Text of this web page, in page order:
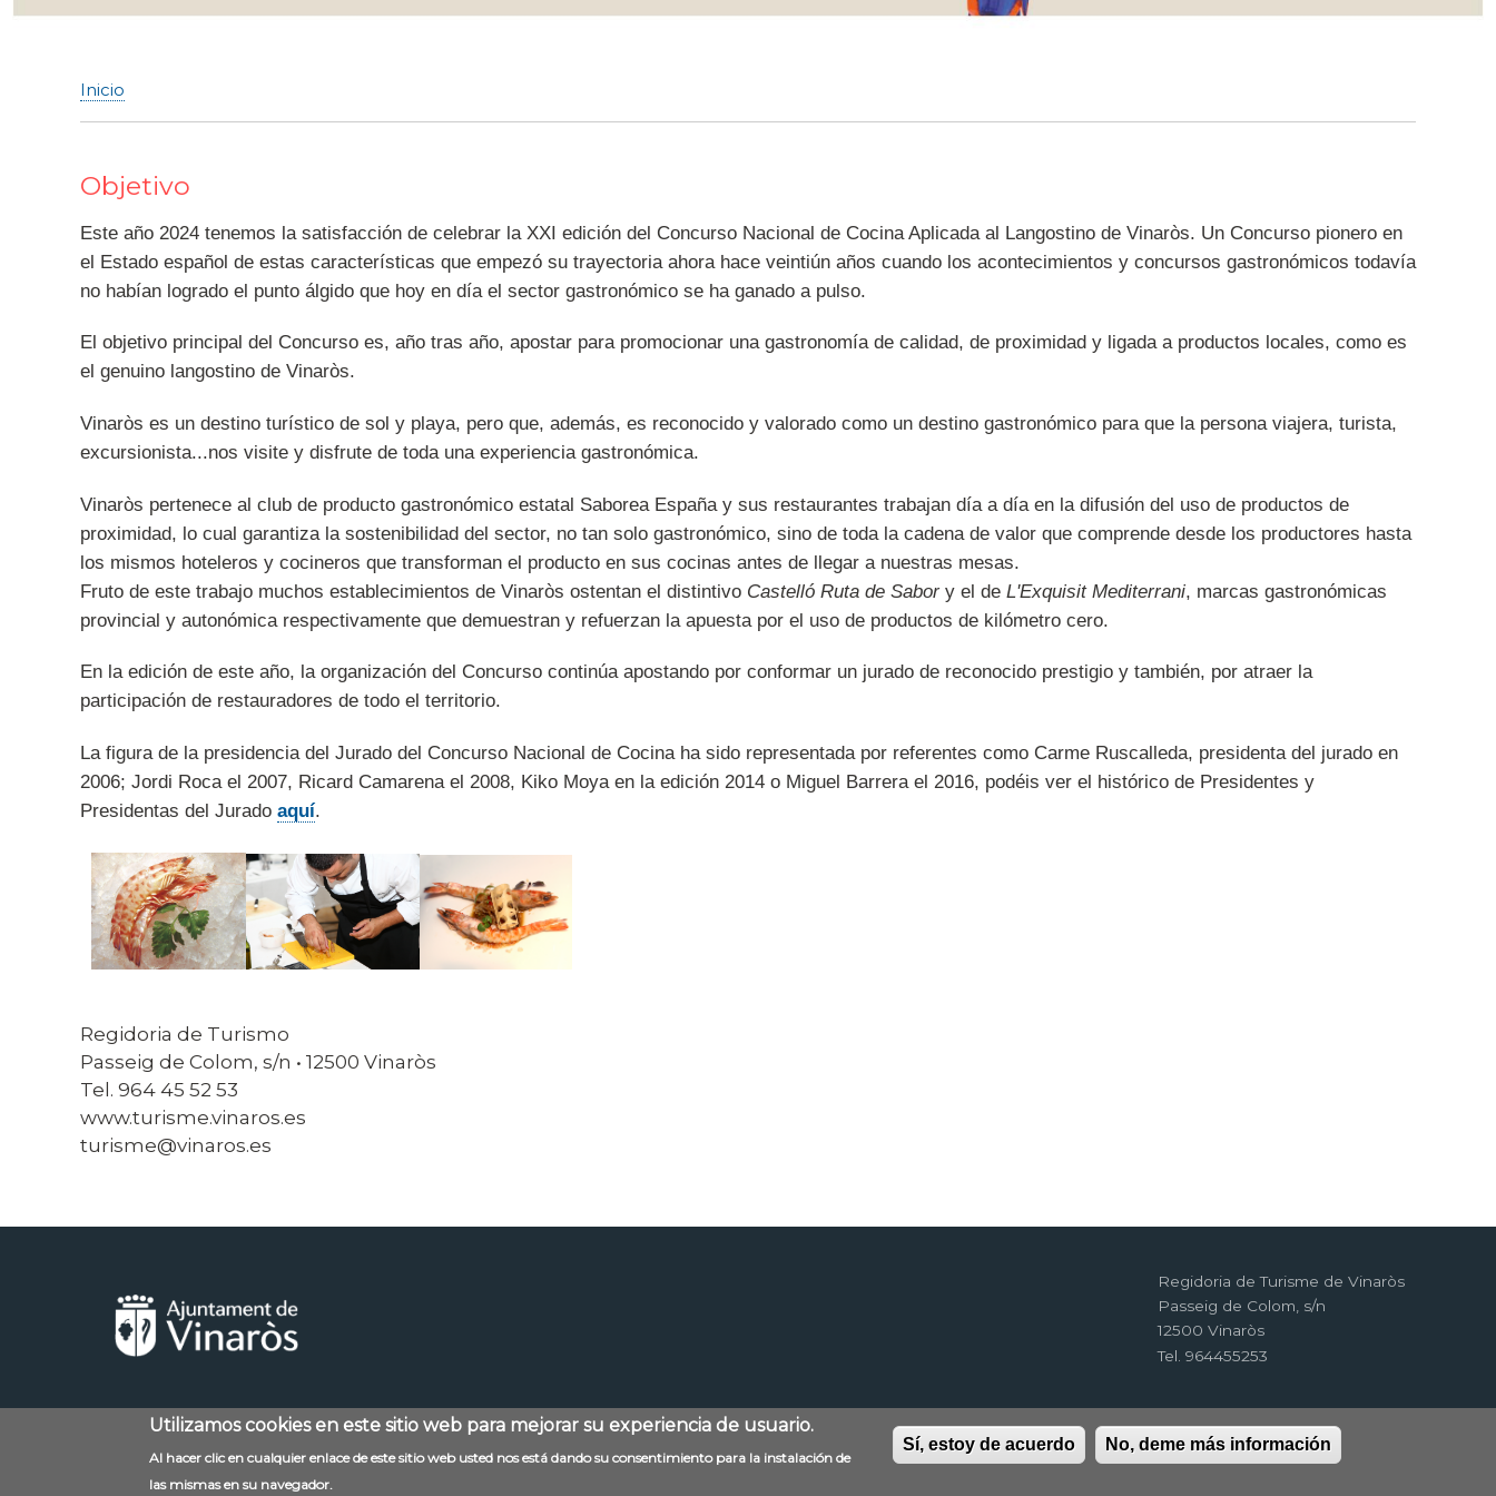
ayuda
a
navegación
Inicio
Objetivo
Este año 2024 tenemos la satisfacción de celebrar la XXI edición del Concurso Nacional de Cocina Aplicada al Langostino de Vinaròs. Un Concurso pionero en
el Estado español de estas características que empezó su trayectoria ahora hace veintiún años cuando los acontecimientos y concursos gastronómicos todavía
no habían logrado el punto álgido que hoy en día el sector gastronómico se ha ganado a pulso.
El objetivo principal del Concurso es, año tras año, apostar para promocionar una gastronomía de calidad, de proximidad y ligada a productos locales, como es
el genuino langostino de Vinaròs.
Vinaròs es un destino turístico de sol y playa, pero que, además, es reconocido y valorado como un destino gastronómico para que la persona viajera, turista,
excursionista...nos visite y disfrute de toda una experiencia gastronómica.
Vinaròs pertenece al club de producto gastronómico estatal Saborea España y sus restaurantes trabajan día a día en la difusión del uso de productos de
proximidad, lo cual garantiza la sostenibilidad del sector, no tan solo gastronómico, sino de toda la cadena de valor que comprende desde los productores hasta
los mismos hoteleros y cocineros que transforman el producto en sus cocinas antes de llegar a nuestras mesas.
Fruto de este trabajo muchos establecimientos de Vinaròs ostentan el distintivo Castelló Ruta de Sabory el de L'Exquisit Mediterrani, marcas gastronómicas
provincial y autonómica respectivamente que demuestran y refuerzan la apuesta por el uso de productos de kilómetro cero.
En la edición de este año, la organización del Concurso continúa apostando por conformar un jurado de reconocido prestigio y también, por atraer la
participación de restauradores de todo el territorio.
La figura de la presidencia del Jurado del Concurso Nacional de Cocina ha sido representada por referentes como Carme Ruscalleda, presidenta del jurado en
2006; Jordi Roca el 2007, Ricard Camarena el 2008, Kiko Moya en la edición 2014 o Miguel Barrera el 2016, podéis ver el histórico de Presidentes y
Presidentas del Jurado aquí.
Regidoria de Turismo
Passeig de Colom, s/n • 12500 Vinaròs
Tel. 964 45 52 53
www.turisme.vinaros.es
turisme@vinaros.es
Regidoria de Turisme de Vinaròs
Passeig de Colom, s/n
12500 Vinaròs
Tel. 964455253
Contacto Aviso legal Mapa web Política de privacidad RSS
Utilizamos cookies en este sitio web para mejorar su experiencia de usuario.
Al hacer clic en cualquier enlace de este sitio web usted nos está dando su consentimiento para la instalación de
las mismas en su navegador.
Sí, estoy de acuerdo No, deme más información